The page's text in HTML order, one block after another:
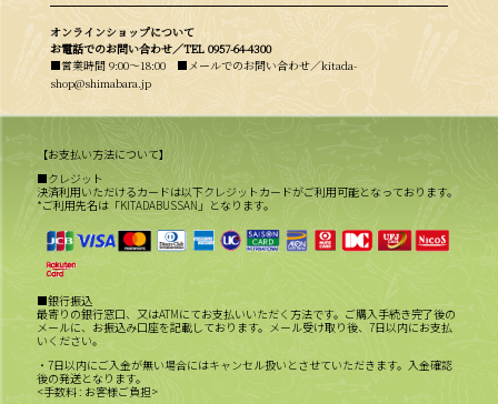
オンラインショップについて
お電話でのお問い合わせ／TEL 0957-64-4300
■営業時間 9:00〜18:00 ■メールでのお問い合わせ／kitada-
shop@shimabara.jp
【お支払い方法について】
■クレジット
決済利用いただけるカードは以下クレジットカードがご利用可能となっております。
*ご利用先名は「KITADABUSSAN」となります。
■銀行振込
最寄りの銀行窓口、又はATMにてお支払いいただく方法です。ご購入手続き完了後の
メールに、お振込み口座を記載しております。メール受け取り後、7日以内にお支払
いください。
・7日以内にご入金が無い場合にはキャンセル扱いとさせていただきます。入金確認
後の発送となります。
<手数料 : お客様ご負担>